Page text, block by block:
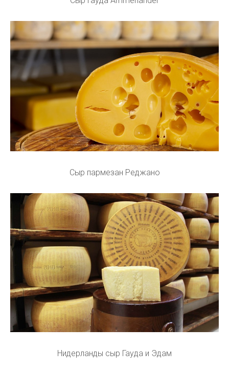
Сыр пармезан Реджано
Нидерланды сыр Гауда и Эдам